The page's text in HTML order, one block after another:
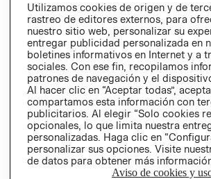
Utilizamos cookies de origen y de
rastreo de editores externos, para
nuestro sitio web, personalizar su
entregar publicidad personalizada en
boletines informativos en Internet y a
sociales. Con ese fin, recopilamos
patrones de navegación y el
Al hacer clic en “Aceptar todas”,
compartamos esta información con
publicitarios. Al elegir “Solo cookies
opcionales, lo que limita nuestra
personalizadas. Haga clic en
personalizar sus opciones. Visite
de datos para obtener más
Aviso de cookies y